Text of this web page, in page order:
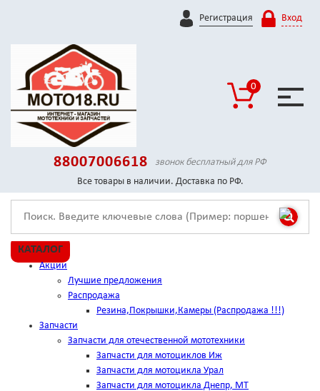
Регистрация Вход
0
88007006618
звонок бесплатный для РФ
Все товары в наличии. Доставка по РФ.
КАТАЛОГ
Акции
Лучшие предложения
Распродажа
Резина,Покрышки,Камеры (Распродажа !!!)
Запчасти
Запчасти для отечественной мототехники
Запчасти для мотоциклов Иж
Запчасти для мотоцикла Урал
Запчасти для мотоцикла Днепр, МТ